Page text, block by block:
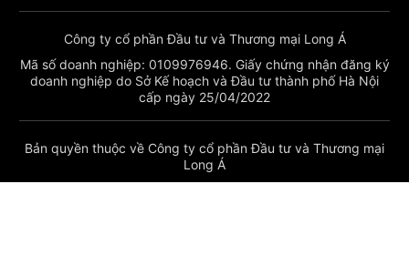
Công ty cổ phần Đầu tư và Thương mại Long Á
Mã số doanh nghiệp: 0109976946. Giấy chứng nhận đăng ký
doanh nghiệp do Sở Kế hoạch và Đầu tư thành phố Hà Nội
cấp ngày 25/04/2022
Bản quyền thuộc về Công ty cổ phần Đầu tư và Thương mại
Long Á